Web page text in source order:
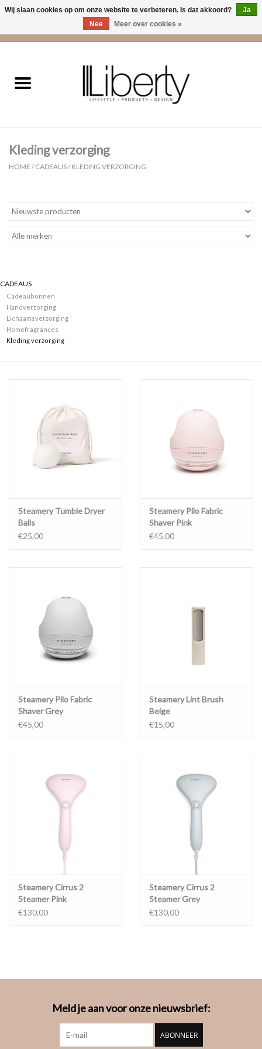
Kleding
Cadeaus
Merken
Kleding verzorging
HOME /CADEAUS/KLEDING VERZORGING
CADEAUS
Cadeaubonnen
Handverzorging
Lichaamsverzorging
Homefragrances
Kleding verzorging
Steamery Tumble Dryer
Balls
€25,00
Steamery Pilo Fabric
Shaver Pink
€45,00
Steamery Pilo Fabric
Shaver Grey
€45,00
Steamery Lint Brush
Beige
€15,00
Steamery Cirrus 2
Steamer Pink
€130,00
Steamery Cirrus 2
Steamer Grey
€130,00
Meld je aan voor onze nieuwsbrief:
ABONNEER
Wij slaan cookies op om onze website te verbeteren. Is dat akkoord?
Ja
Nee
Meer over cookies »